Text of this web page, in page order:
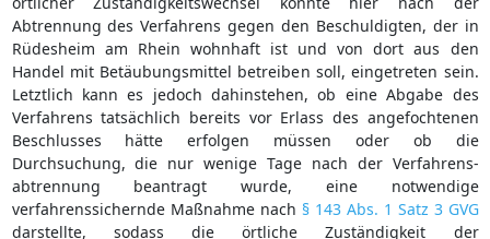
Abtrennung des Verfahrens gegen den Beschuldigten, der in
Rüdesheim am Rhein wohnhaft ist und von dort aus den
Handel mit Betäubungsmittel betreiben soll, eingetreten sein.
Letztlich kann es jedoch dahinstehen, ob eine Abgabe des
Verfahrens tatsächlich bereits vor Erlass des angefochtenen
Beschlusses hätte erfolgen müssen oder ob die
Durchsuchung, die nur wenige Tage nach der Verfahrens-
abtrennung beantragt wurde, eine notwendige
verfahrenssichernde Maßnahme nach § 143 Abs. 1 Satz 3 GVG
darstellte, sodass die örtliche Zuständigkeit der